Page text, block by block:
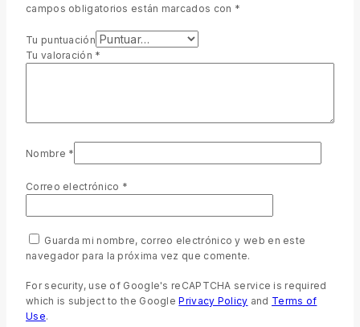
campos obligatorios están marcados con *
Tu puntuación
Tu valoración *
Nombre *
Correo electrónico *
Guarda mi nombre, correo electrónico y web en este
navegador para la próxima vez que comente.
For security, use of Google's reCAPTCHA service is required
which is subject to the GooglePrivacy Policy and Terms of
Use.